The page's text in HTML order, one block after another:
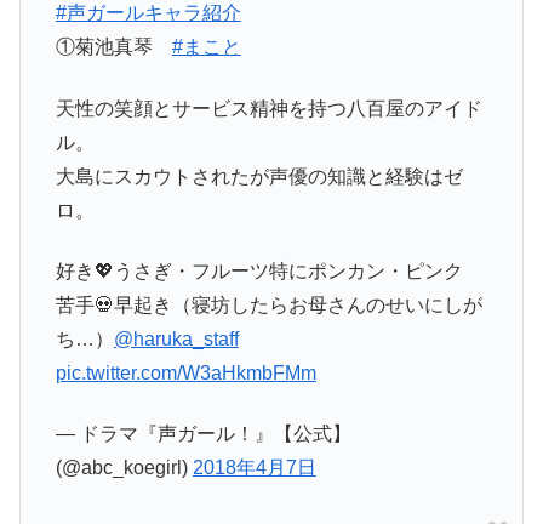
#声ガールキャラ紹介
①菊池真琴 #まこと
天性の笑顔とサービス精神を持つ八百屋のアイド
ル。
大島にスカウトされたが声優の知識と経験はゼ
ロ。
好き💖うさぎ・フルーツ特にポンカン・ピンク
苦手💀早起き（寝坊したらお母さんのせいにしが
ち…） @haruka_staff
pic.twitter.com/W3aHkmbFMm
— ドラマ『声ガール！』【公式】
(@abc_koegirl) 2018年4月7日